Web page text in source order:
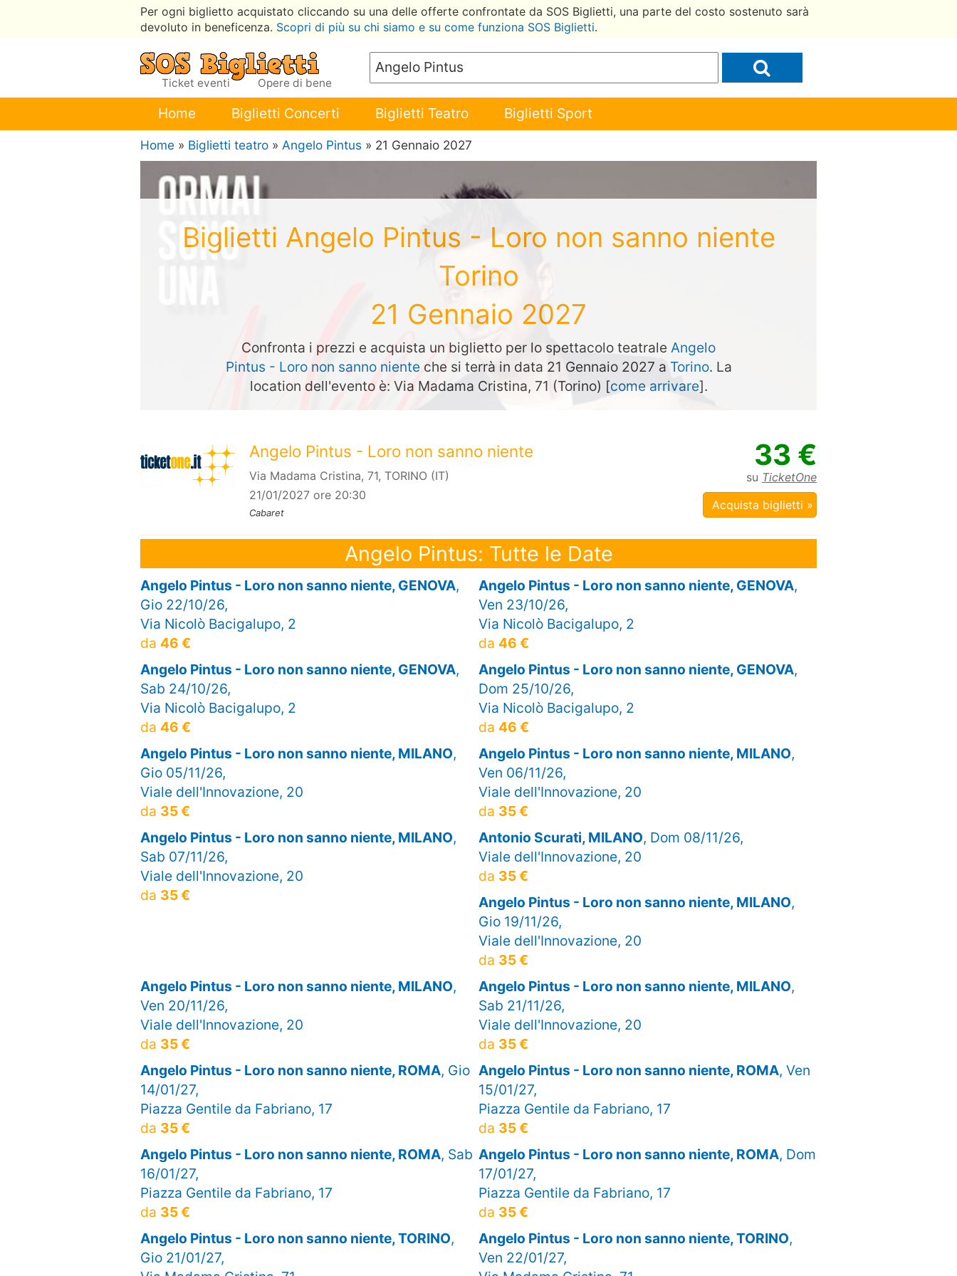
Per ogni biglietto acquistato cliccando su una delle offerte confrontate da SOS Biglietti, una parte del costo sostenuto sarà
devoluto in beneficenza. Scopri di più su chi siamo e su come funziona SOS Biglietti.
Ticket eventi Opere di bene
Home Biglietti Concerti Biglietti Teatro Biglietti Sport
Home » Biglietti teatro » Angelo Pintus » 21 Gennaio 2027
Biglietti Angelo Pintus - Loro non sanno niente
Torino
21 Gennaio 2027
Confronta i prezzi e acquista un biglietto per lo spettacolo teatrale Angelo
Pintus - Loro non sanno nienteche si terrà in data 21 Gennaio 2027 a Torino. La
location dell'evento è: Via Madama Cristina, 71 (Torino) [come arrivare].
Angelo Pintus - Loro non sanno niente
Via Madama Cristina, 71, TORINO (IT)
21/01/2027 ore 20:30
Cabaret
33 €
su TicketOne
Acquista biglietti »
Angelo Pintus: Tutte le Date
Angelo Pintus - Loro non sanno niente, GENOVA,
Gio 22/10/26,
Via Nicolò Bacigalupo, 2
da 46 €
Angelo Pintus - Loro non sanno niente, GENOVA,
Ven 23/10/26,
Via Nicolò Bacigalupo, 2
da 46 €
Angelo Pintus - Loro non sanno niente, GENOVA,
Sab 24/10/26,
Via Nicolò Bacigalupo, 2
da 46 €
Angelo Pintus - Loro non sanno niente, GENOVA,
Dom 25/10/26,
Via Nicolò Bacigalupo, 2
da 46 €
Angelo Pintus - Loro non sanno niente, MILANO,
Gio 05/11/26,
Viale dell'Innovazione, 20
da 35 €
Angelo Pintus - Loro non sanno niente, MILANO,
Ven 06/11/26,
Viale dell'Innovazione, 20
da 35 €
Angelo Pintus - Loro non sanno niente, MILANO,
Sab 07/11/26,
Viale dell'Innovazione, 20
da 35 €
Antonio Scurati, MILANO, Dom 08/11/26,
Viale dell'Innovazione, 20
da 35 €
Angelo Pintus - Loro non sanno niente, MILANO,
Gio 19/11/26,
Viale dell'Innovazione, 20
da 35 €
Angelo Pintus - Loro non sanno niente, MILANO,
Ven 20/11/26,
Viale dell'Innovazione, 20
da 35 €
Angelo Pintus - Loro non sanno niente, MILANO,
Sab 21/11/26,
Viale dell'Innovazione, 20
da 35 €
Angelo Pintus - Loro non sanno niente, ROMA, Gio
14/01/27,
Piazza Gentile da Fabriano, 17
da 35 €
Angelo Pintus - Loro non sanno niente, ROMA, Ven
15/01/27,
Piazza Gentile da Fabriano, 17
da 35 €
Angelo Pintus - Loro non sanno niente, ROMA, Sab
16/01/27,
Piazza Gentile da Fabriano, 17
da 35 €
Angelo Pintus - Loro non sanno niente, ROMA, Dom
17/01/27,
Piazza Gentile da Fabriano, 17
da 35 €
Angelo Pintus - Loro non sanno niente, TORINO,
Gio 21/01/27,
Angelo Pintus - Loro non sanno niente, TORINO,
Ven 22/01/27,